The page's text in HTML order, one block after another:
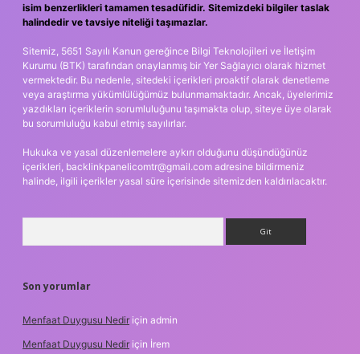
isim benzerlikleri tamamen tesadüfidir. Sitemizdeki bilgiler taslak
halindedir ve tavsiye niteliği taşımazlar.
Sitemiz, 5651 Sayılı Kanun gereğince Bilgi Teknolojileri ve İletişim
Kurumu (BTK) tarafından onaylanmış bir Yer Sağlayıcı olarak hizmet
vermektedir. Bu nedenle, sitedeki içerikleri proaktif olarak denetleme
veya araştırma yükümlülüğümüz bulunmamaktadır. Ancak, üyelerimiz
yazdıkları içeriklerin sorumluluğunu taşımakta olup, siteye üye olarak
bu sorumluluğu kabul etmiş sayılırlar.
Hukuka ve yasal düzenlemelere aykırı olduğunu düşündüğünüz
içerikleri, backlinkpanelicomtr@gmail.com adresine bildirmeniz
halinde, ilgili içerikler yasal süre içerisinde sitemizden kaldırılacaktır.
Son yorumlar
Menfaat Duygusu Nedir için admin
Menfaat Duygusu Nedir için İrem